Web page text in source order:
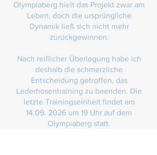
Olympiaberg hielt das Projekt zwar am
Leben, doch die ursprüngliche
Dynamik ließ sich nicht mehr
zurückgewinnen.
Nach reiflicher Überlegung habe ich
deshalb die schmerzliche
Entscheidung getroffen, das
Lederhosentraining zu beenden. Die
letzte Trainingseinheit findet am
14.09. 2026 um 19 Uhr auf dem
Olympiaberg statt.